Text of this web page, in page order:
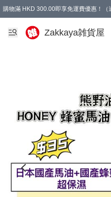
購物滿 HKD 300.00即享免運費優惠！（
Zakkaya雑貨屋